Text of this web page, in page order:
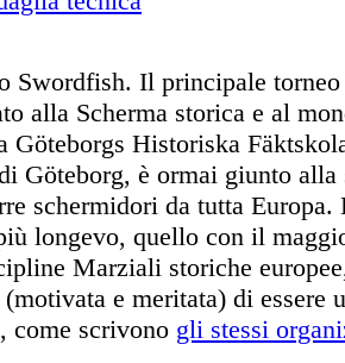
Swordfish. Il principale torneo
alla Scherma storica e al
Göteborgs Historiska
Göteborg, è ormai giunto
schermidori da tutta Europa.
longevo, quello con il
Marziali storiche
e meritata) di essere
come scrivono gli stessi